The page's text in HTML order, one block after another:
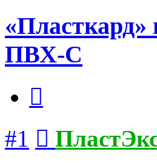
«Пласткард»
ПВХ-С
#1